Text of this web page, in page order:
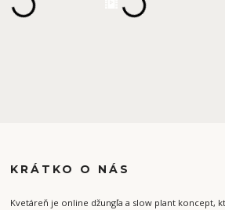
KRÁTKO O NÁS
Kvetáreň je online džungľa a slow plant koncept,